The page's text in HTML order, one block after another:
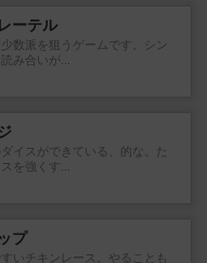
ーテル
数派を狙うゲームです。シン
み合いが...
イスができている、的な。た
を強くす...
プ
いチキンレース。やることも